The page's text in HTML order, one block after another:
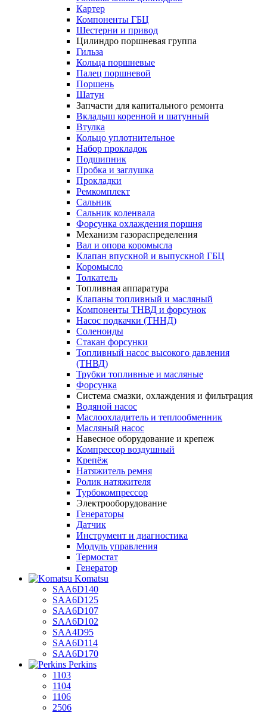
Картер
Компоненты ГБЦ
Шестерни и привод
Цилиндро поршневая группа
Гильза
Кольца поршневые
Палец поршневой
Поршень
Шатун
Запчасти для капитального ремонта
Вкладыш коренной и шатунный
Втулка
Кольцо уплотнительное
Набор прокладок
Подшипник
Пробка и заглушка
Прокладки
Ремкомплект
Сальник
Сальник коленвала
Форсунка охлаждения поршня
Механизм газораспределения
Вал и опора коромысла
Клапан впускной и выпускной ГБЦ
Коромысло
Толкатель
Топливная аппаратура
Клапаны топливный и масляный
Компоненты ТНВД и форсунок
Насос подкачки (ТННД)
Соленоиды
Стакан форсунки
Топливный насос высокого давления
(ТНВД)
Трубки топливные и масляные
Форсунка
Система смазки, охлаждения и фильтрация
Водяной насос
Маслоохладитель и теплообменник
Масляный насос
Навесное оборудование и крепеж
Компрессор воздушный
Крепёж
Натяжитель ремня
Ролик натяжителя
Турбокомпрессор
Электрооборудование
Генераторы
Датчик
Инструмент и диагностика
Модуль управления
Термостат
Генератор
Komatsu
SAA6D140
SAA6D125
SAA6D107
SAA6D102
SAA4D95
SAA6D114
SAA6D170
Perkins
1103
1104
1106
2506